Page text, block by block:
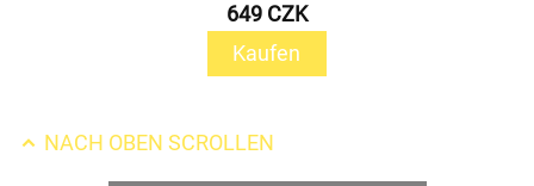
649 CZK
Kaufen
NACH OBEN SCROLLEN